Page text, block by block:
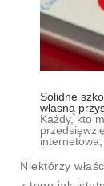
Solidne
własną
Każdy, kto
Niektórzy